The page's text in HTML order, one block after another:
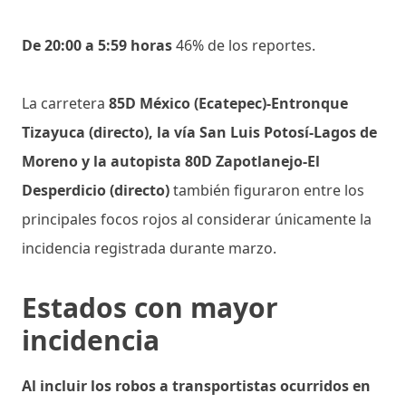
De 20:00 a 5:59 horas46% de los reportes.
La carretera 85D México (Ecatepec)-Entronque
Tizayuca (directo), la vía San Luis Potosí-Lagos de
Moreno y la autopista 80D Zapotlanejo-El
Desperdicio (directo)también figuraron entre los
principales focos rojos al considerar únicamente la
incidencia registrada durante marzo.
Estados con mayor
incidencia
Al incluir los robos a transportistas ocurridos en